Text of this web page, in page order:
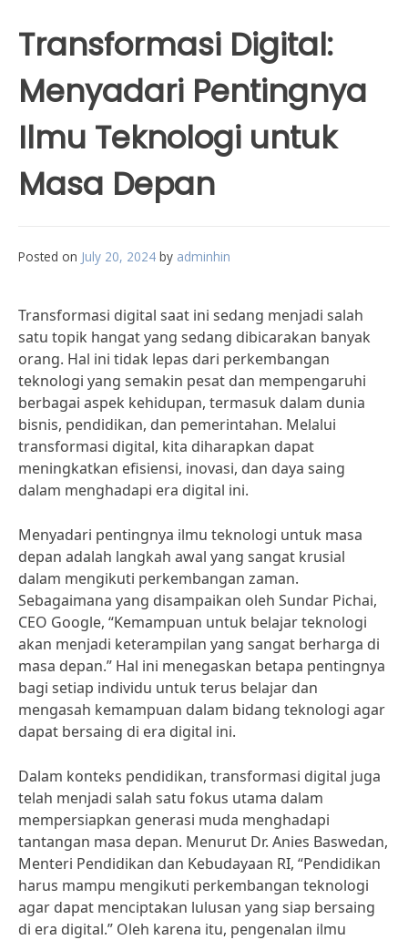
Transformasi Digital:
Menyadari Pentingnya
Ilmu Teknologi untuk
Masa Depan
Posted on July 20, 2024 by adminhin
Transformasi digital saat ini sedang menjadi salah
satu topik hangat yang sedang dibicarakan banyak
orang. Hal ini tidak lepas dari perkembangan
teknologi yang semakin pesat dan mempengaruhi
berbagai aspek kehidupan, termasuk dalam dunia
bisnis, pendidikan, dan pemerintahan. Melalui
transformasi digital, kita diharapkan dapat
meningkatkan efisiensi, inovasi, dan daya saing
dalam menghadapi era digital ini.
Menyadari pentingnya ilmu teknologi untuk masa
depan adalah langkah awal yang sangat krusial
dalam mengikuti perkembangan zaman.
Sebagaimana yang disampaikan oleh Sundar Pichai,
CEO Google, “Kemampuan untuk belajar teknologi
akan menjadi keterampilan yang sangat berharga di
masa depan.” Hal ini menegaskan betapa pentingnya
bagi setiap individu untuk terus belajar dan
mengasah kemampuan dalam bidang teknologi agar
dapat bersaing di era digital ini.
Dalam konteks pendidikan, transformasi digital juga
telah menjadi salah satu fokus utama dalam
mempersiapkan generasi muda menghadapi
tantangan masa depan. Menurut Dr. Anies Baswedan,
Menteri Pendidikan dan Kebudayaan RI, “Pendidikan
harus mampu mengikuti perkembangan teknologi
agar dapat menciptakan lulusan yang siap bersaing
di era digital.” Oleh karena itu, pengenalan ilmu